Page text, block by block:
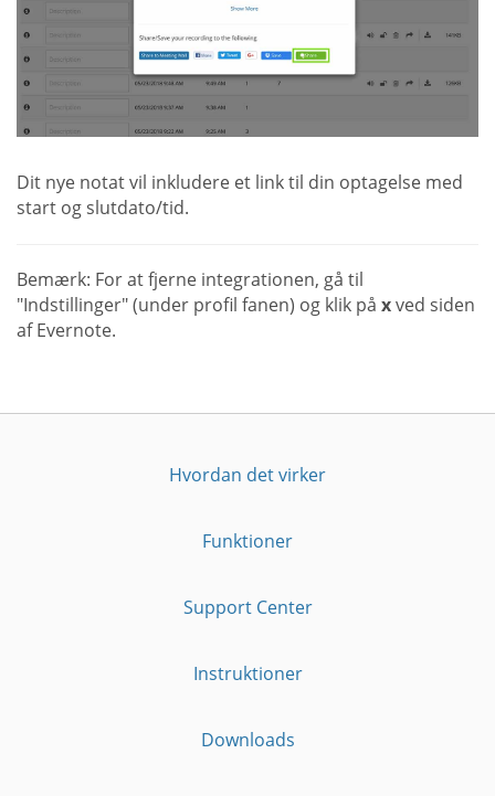
Dit nye notat vil inkludere et link til din optagelse med
start og slutdato/tid.
Bemærk: For at fjerne integrationen, gå til
"Indstillinger" (under profil fanen) og klik på xved siden
af Evernote.
Hvordan det virker
Funktioner
Support Center
Instruktioner
Downloads